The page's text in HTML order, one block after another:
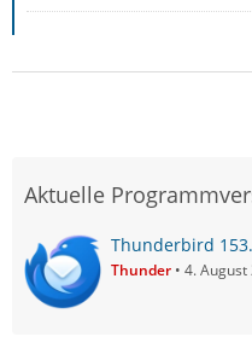
Aktuelle
Thunderbird
Thunder 4. August